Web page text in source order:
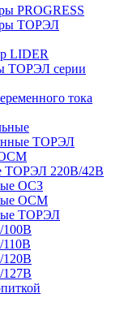
PROGRESS
ТОРЭЛ
LIDER
ТОРЭЛ серии
тока
ТОРЭЛ
ОСМ
ТОРЭЛ 220В/42В
ОСЗ
ОСМ
ТОРЭЛ